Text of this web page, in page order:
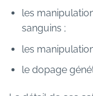
les
sanguins ;
les
le dopage